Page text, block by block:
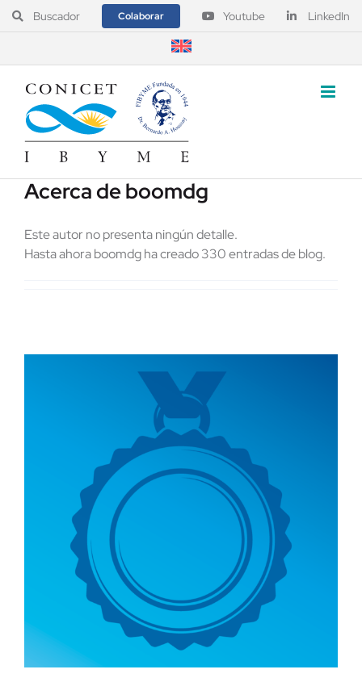
Saltar
Buscador Colaborar Youtube LinkedIn
Acerca deboomdg
Este autor no presenta ningún detalle.
Hasta ahora boomdg ha creado 330 entradas de blog.